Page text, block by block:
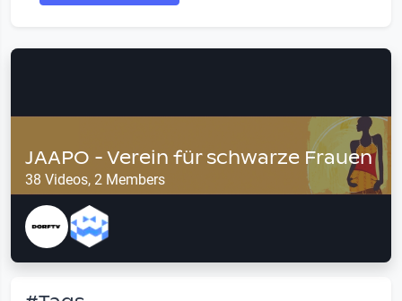
JAAPO - Verein für schwarze Frauen
38 Videos, 2 Members